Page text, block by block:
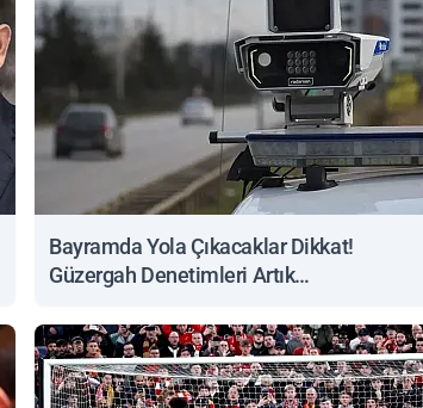
Bayramda Yola Çıkacaklar Dikkat!
Güzergah Denetimleri Artık